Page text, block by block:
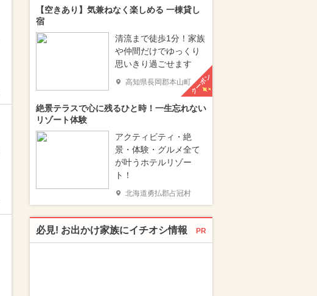
【空きあり】気兼ねなく楽しめる 一棟貸し
宿
清流まで徒歩1分！家族
や仲間だけでゆっくり
思いきり過ごせます
高知県長岡郡本山町クーポン
絶景テラスで心に残るひと時！一生忘れない
リゾート体験
アクティビティ・絶
景・体験・グルメ全て
が叶うホテルリゾー
ト！
北海道勇払郡占冠村
必見! お出かけ家族にイチオシ情報 PR